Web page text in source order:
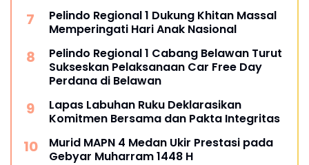
Pelindo Regional 1 Dukung Khitan Massal
Memperingati Hari Anak Nasional
Pelindo Regional 1 Cabang Belawan Turut
Sukseskan Pelaksanaan Car Free Day
Perdana di Belawan
Lapas Labuhan Ruku Deklarasikan
Komitmen Bersama dan Pakta Integritas
Murid MAPN 4 Medan Ukir Prestasi pada
Gebyar Muharram 1448 H